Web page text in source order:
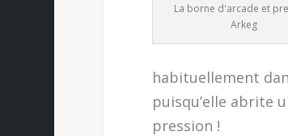
La borne d'arcade et
Arkeg
habituellement
puisqu’elle abrite
pression !